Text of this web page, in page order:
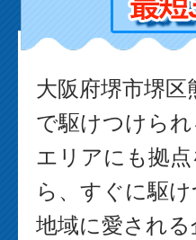
大阪府堺市堺
で駆けつけら
エリアにも拠
ら、すぐに駆
地域に愛され